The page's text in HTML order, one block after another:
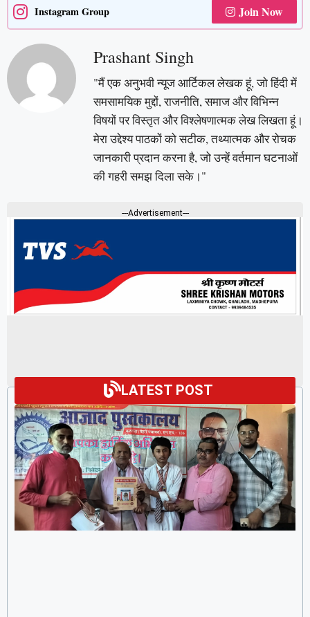
Instagram Group Join Now
Prashant Singh
"मैं एक अनुभवी न्यूज आर्टिकल लेखक हूं, जो हिंदी में
समसामयिक मुद्दों, राजनीति, समाज और विभिन्न
विषयों पर विस्तृत और विश्लेषणात्मक लेख लिखता हूं।
मेरा उद्देश्य पाठकों को सटीक, तथ्यात्मक और रोचक
जानकारी प्रदान करना है, जो उन्हें वर्तमान घटनाओं
की गहरी समझ दिला सके।"
---Advertisement---
LATEST POST